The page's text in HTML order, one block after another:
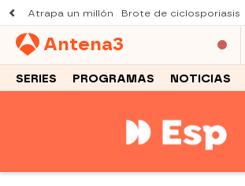
Atrapa un millón Brote de ciclosporiasis
Antena3
SERIES PROGRAMAS NOTICIAS